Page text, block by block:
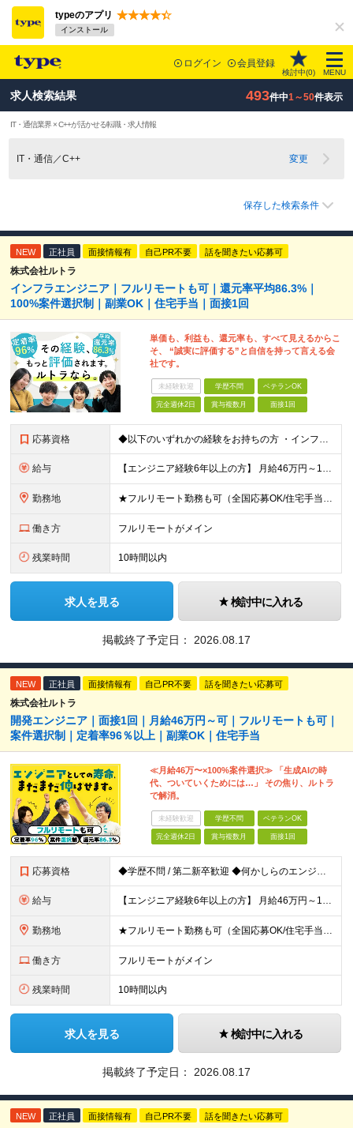
typeのアプリ
インストール
ログイン 会員登録
検討中(0) MENU
求人検索結果 493件中1～50件表示
IT・通信業界 × C++が活かせる転職・求人情報
IT・通信／C++ 変更
保存した検索条件
NEW 正社員 面接情報有 自己PR不要 話を聞きたい応募可
株式会社ルトラ
インフラエンジニア｜フルリモートも可｜還元率平均86.3%｜
100%案件選択制｜副業OK｜住宅手当｜面接1回
単価も、利益も、還元率も、すべて見えるからこ
そ、 “誠実に評価する”と自信を持って言える会
社です。
未経験歓迎 学歴不問 ベテランOK
完全週休2日 賞与複数月 面接1回
応募資格 ◆以下のいずれかの経験をお持ちの方 ・インフラ設計・構築の実務経験（オンプレ/クラウドどちらもOK） ・クラウド環境下での運用保守に関する実務経験 ◆学歴不問 ＜こんな方は特に歓迎します＞ ◎これま
給与 【エンジニア経験6年以上の方】 月給46万円～100万円（固定残業代含む） ※上記月給には月30時間分の固定残業代（月8万7,400円～月19万円）を含む。超過分は全額支給。 【エンジニア経験4年以
勤務地 ★フルリモート勤務も可（全国応募OK/住宅手当を支給します） ※案件によって常駐が必要になる場合があります。 ※希望がない限り、転勤はありません ※U・Iターン歓迎 ★ルトラの社員は全国各地で活躍中
働き方 フルリモートがメイン
残業時間 10時間以内
求人を見る 検討中に入れる
掲載終了予定日： 2026.08.17
NEW 正社員 面接情報有 自己PR不要 話を聞きたい応募可
株式会社ルトラ
開発エンジニア｜面接1回｜月給46万円～可｜フルリモートも可｜
案件選択制｜定着率96％以上｜副業OK｜住宅手当
≪月給46万〜×100%案件選択≫ 「生成AIの時
代、ついていくためには…」 その焦り、ルトラ
で解消。
未経験歓迎 学歴不問 ベテランOK
完全週休2日 賞与複数月 面接1回
応募資格 ◆学歴不問 / 第二新卒歓迎 ◆何かしらのエンジニア経験をお持ちの方 （言語・期間・フェーズ不問） 経験浅めの方も遠慮なくご応募ください！ ■入社前Q＆A ────── ◎実力に見合った報酬が手に
給与 【エンジニア経験6年以上の方】 月給46万円～100万円（固定残業代含む） ※上記月給には月30時間分の固定残業代（月8万7,400円～月19万円）を含む。超過分は全額支給。 【エンジニア経験4年以
勤務地 ★フルリモート勤務も可（全国応募OK/住宅手当を支給します） ※案件によって常駐が必要になる場合があります。 ※希望がない限り、転勤はありません ※U・Iターン歓迎 ★ルトラの社員は全国各地で活躍中
働き方 フルリモートがメイン
残業時間 10時間以内
求人を見る 検討中に入れる
掲載終了予定日： 2026.08.17
NEW 正社員 面接情報有 自己PR不要 話を聞きたい応募可